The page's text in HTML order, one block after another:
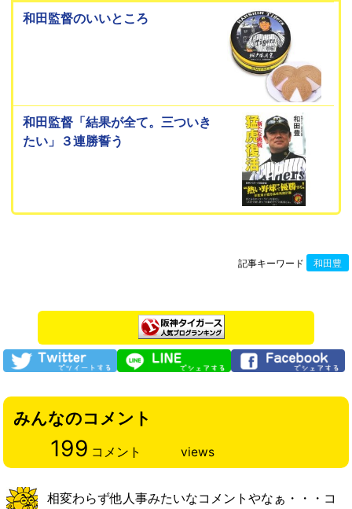
和田監督のいいところ
和田監督「結果が全て。三ついき
たい」３連勝誓う
記事キーワード 和田豊
みんなのコメント
199 コメント views
相変わらず他人事みたいなコメントやなぁ・・・コ